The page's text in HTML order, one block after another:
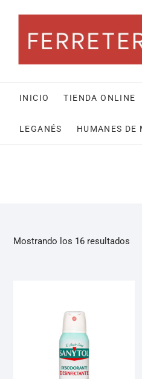
INICIO TIENDA ONLINE
LEGANÉS HUMANES DE
Mostrando los 16 resultados